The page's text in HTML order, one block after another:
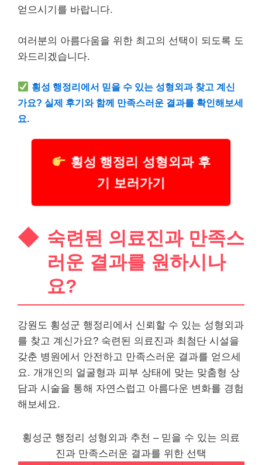
얻으시기를 바랍니다.
여러분의 아름다움을 위한 최고의 선택이 되도록 도
와드리겠습니다.
횡성 행정리에서 믿을 수 있는 성형외과 찾고 계신
가요? 실제 후기와 함께 만족스러운 결과를 확인해보세
요.
횡성 행정리 성형외과 후
기 보러가기
숙련된 의료진과 만족스
러운 결과를 원하시나
요?
강원도 횡성군 행정리에서 신뢰할 수 있는 성형외과
를 찾고 계신가요? 숙련된 의료진과 최첨단 시설을
갖춘 병원에서 안전하고 만족스러운 결과를 얻으세
요. 개개인의 얼굴형과 피부 상태에 맞는 맞춤형 상
담과 시술을 통해 자연스럽고 아름다운 변화를 경험
해보세요.
횡성군 행정리 성형외과 추천 – 믿을 수 있는 의료
진과 만족스러운 결과를 위한 선택